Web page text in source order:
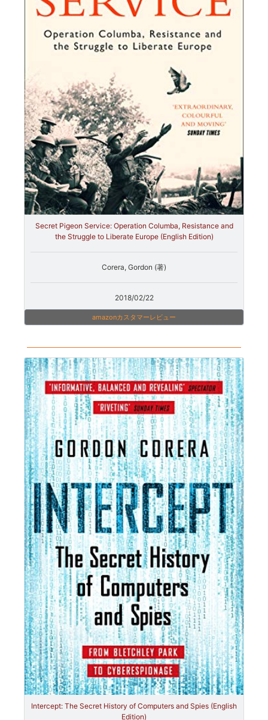
Secret Pigeon Service: Operation Columba, Resistance and
the Struggle to Liberate Europe (English Edition)
Corera, Gordon (著)
2018/02/22
amazonカスタマーレビュー
Intercept: The Secret History of Computers and Spies (English
Edition)